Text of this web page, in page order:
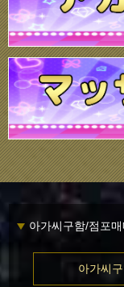
아가씨구함/점포
아가씨